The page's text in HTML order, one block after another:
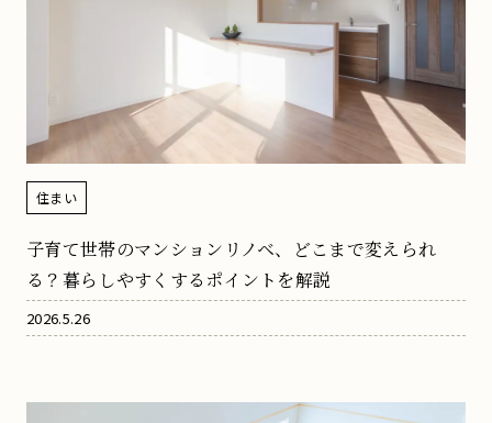
住まい
子育て世帯のマンションリノベ、どこまで変えられ
る？暮らしやすくするポイントを解説
2026.5.26